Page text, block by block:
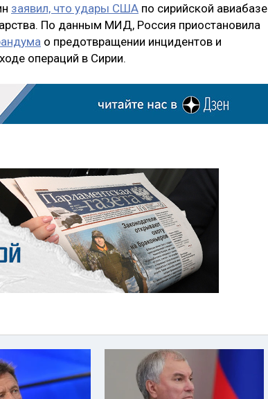
заявил, что удары США по сирийской авиабазе
По данным МИД, Россия приостановила
о предотвращении инцидентов и
операций в Сирии.